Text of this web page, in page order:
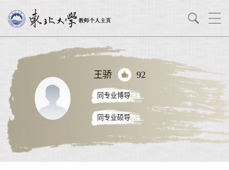
王骄 92
同专业博导
同专业硕导